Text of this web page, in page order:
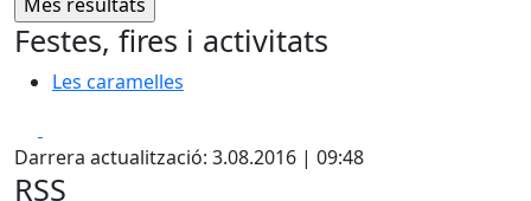
Festes, fires i activitats
Les caramelles
Darrera actualització: 3.08.2016 | 09:48
RSS